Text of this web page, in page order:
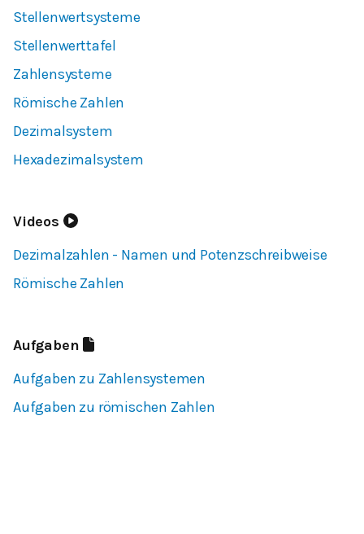
Stellenwertsysteme
Stellenwerttafel
Zahlensysteme
Römische Zahlen
Dezimalsystem
Hexadezimalsystem
Videos
Dezimalzahlen - Namen und Potenzschreibweise
Römische Zahlen
Aufgaben
Aufgaben zu Zahlensystemen
Aufgaben zu römischen Zahlen